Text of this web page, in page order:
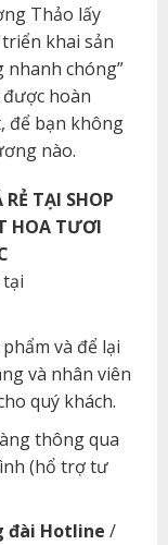
Thảo lấy
khai sản
nhanh chóng”
hoàn
để bạn không
nào.
TẠI SHOP
HOA TƯƠI
và để lại
và nhân viên
quý khách.
thông qua
(hổ trợ tư
đài Hotline /